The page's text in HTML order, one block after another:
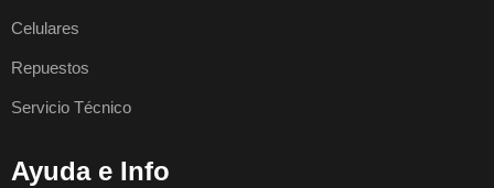
Celulares
Repuestos
Servicio Técnico
Ayuda e Info